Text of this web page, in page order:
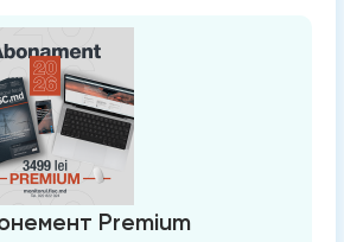
Premium